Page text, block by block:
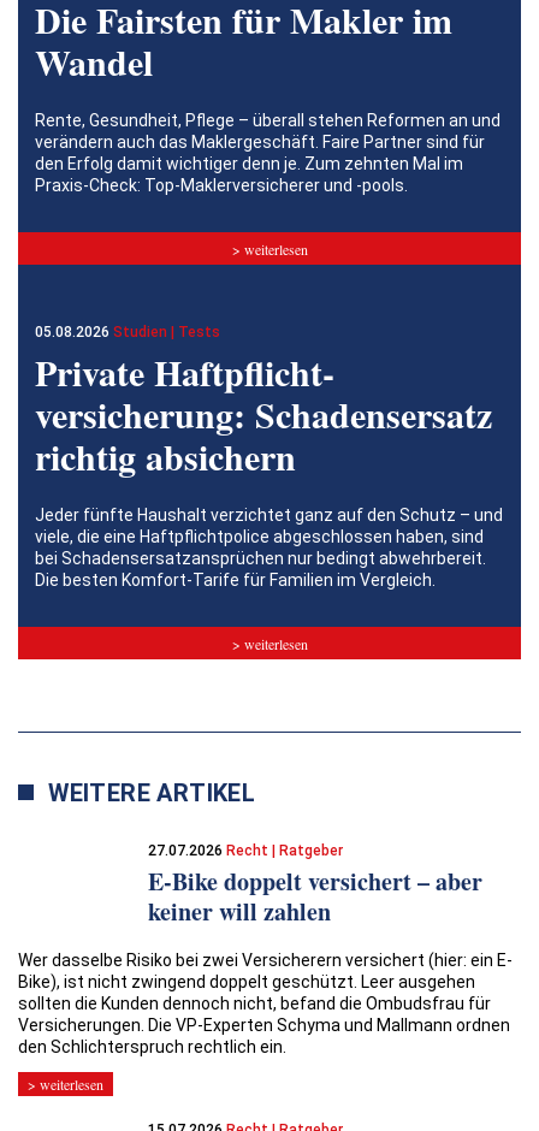
Die Fairsten für Makler im
Wandel
Rente, Gesundheit, Pflege – überall stehen Reformen an und
verändern auch das Maklergeschäft. Faire Partner sind für
den Erfolg damit wichtiger denn je. Zum zehnten Mal im
Praxis-Check: Top-Maklerversicherer und -pools.
> weiterlesen
05.08.2026 Studien | Tests
Private Haftpflicht­
versicherung: Schadensersatz
richtig absichern
Jeder fünfte Haushalt verzichtet ganz auf den Schutz – und
viele, die eine Haftpflichtpolice abgeschlossen haben, sind
bei Schadensersatzansprüchen nur bedingt abwehrbereit.
Die besten Komfort-Tarife für Familien im Vergleich.
> weiterlesen
WEITERE ARTIKEL
27.07.2026Recht | Ratgeber
E-Bike doppelt versichert – aber
keiner will zahlen
Wer dasselbe Risiko bei zwei Versicherern versichert (hier: ein E-
Bike), ist nicht zwingend doppelt geschützt. Leer ausgehen
sollten die Kunden dennoch nicht, befand die Ombudsfrau für
Versicherungen. Die VP-Experten Schyma und Mallmann ordnen
den Schlichterspruch rechtlich ein.
> weiterlesen